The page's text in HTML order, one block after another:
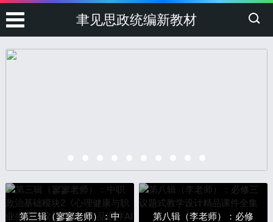
聿见思政统编新教材
第三辑（寥寥老师）：中
第八辑（李老师）：必修